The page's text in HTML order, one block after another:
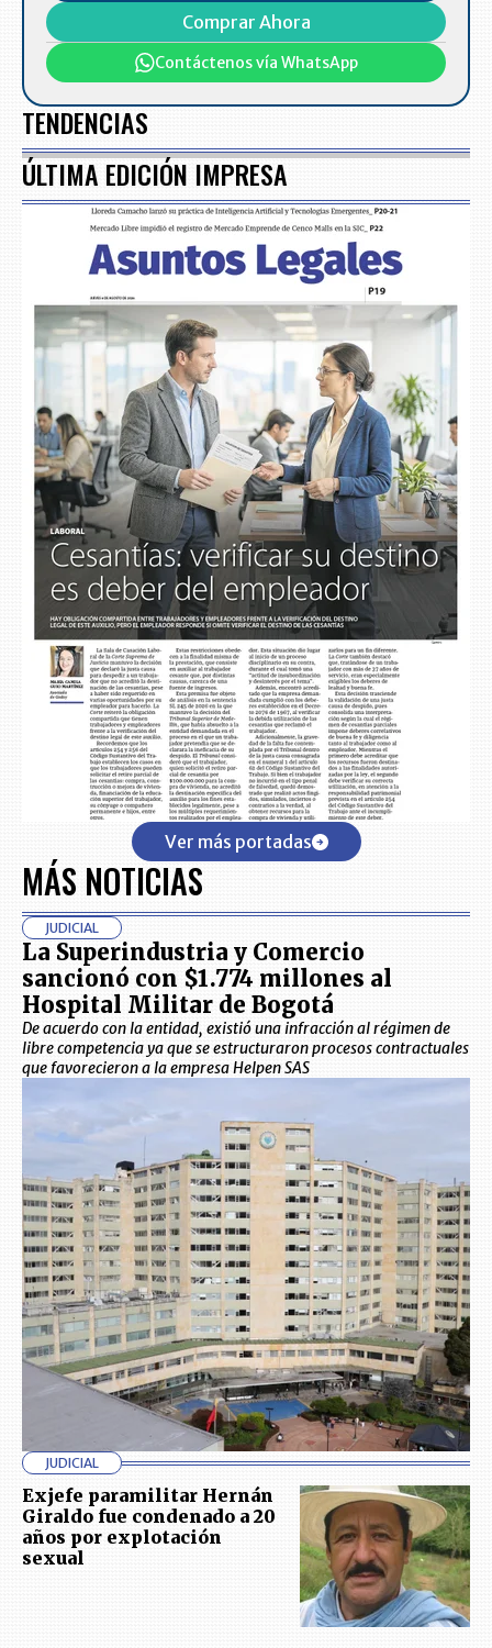
Comprar Ahora
Contáctenos vía WhatsApp
TENDENCIAS
ÚLTIMA EDICIÓN IMPRESA
Ver más portadas
MÁS NOTICIAS
JUDICIAL
La Superindustria y Comercio
sancionó con $1.774 millones al
Hospital Militar de Bogotá
De acuerdo con la entidad, existió una infracción al régimen de
libre competencia ya que se estructuraron procesos contractuales
que favorecieron a la empresa Helpen SAS
JUDICIAL
Exjefe paramilitar Hernán
Giraldo fue condenado a 20
años por explotación
sexual